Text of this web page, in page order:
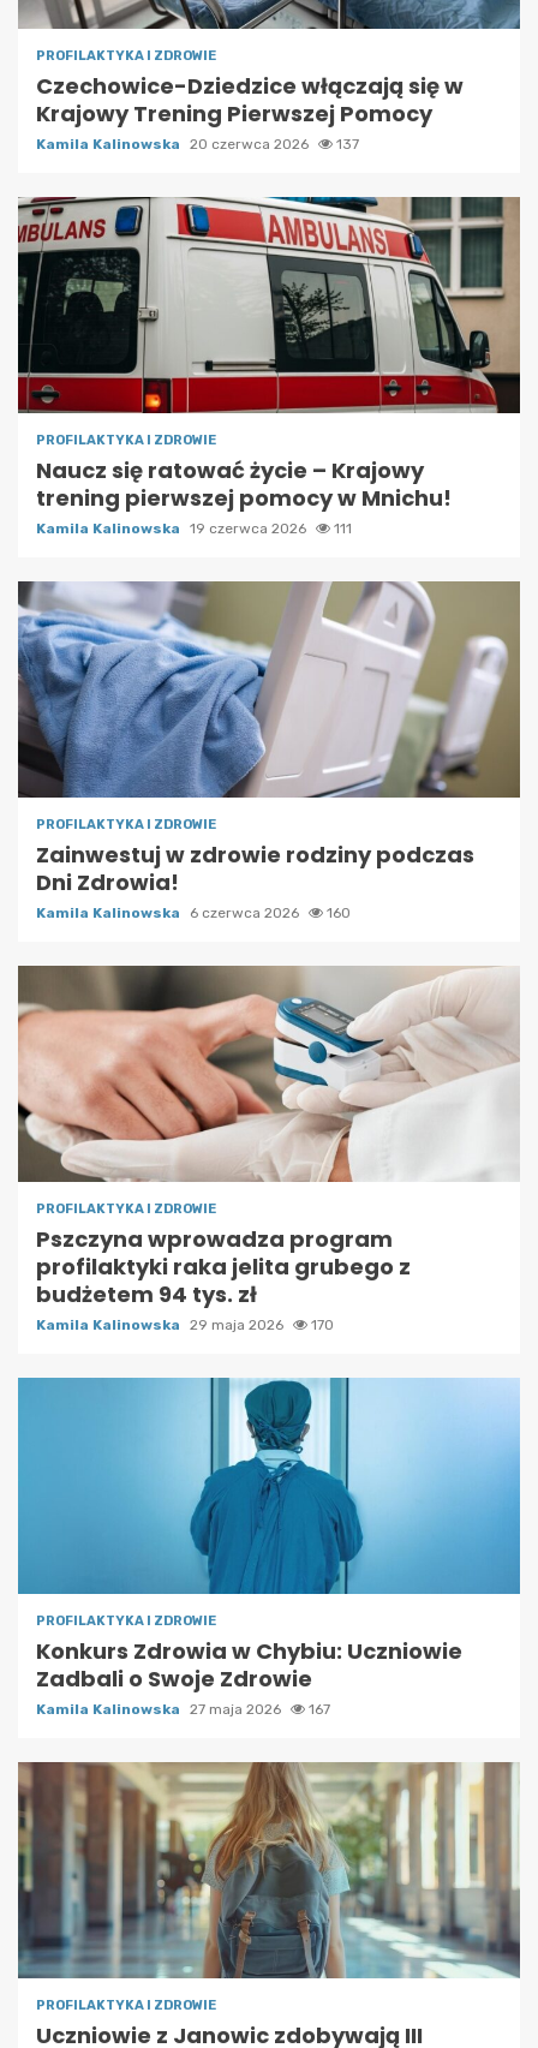
PROFILAKTYKA I ZDROWIE
Czechowice-Dziedzice włączają się w
Krajowy Trening Pierwszej Pomocy
Kamila Kalinowska 20 czerwca 2026 137
PROFILAKTYKA I ZDROWIE
Naucz się ratować życie – Krajowy
trening pierwszej pomocy w Mnichu!
Kamila Kalinowska 19 czerwca 2026 111
PROFILAKTYKA I ZDROWIE
Zainwestuj w zdrowie rodziny podczas
Dni Zdrowia!
Kamila Kalinowska 6 czerwca 2026 160
PROFILAKTYKA I ZDROWIE
Pszczyna wprowadza program
profilaktyki raka jelita grubego z
budżetem 94 tys. zł
Kamila Kalinowska 29 maja 2026 170
PROFILAKTYKA I ZDROWIE
Konkurs Zdrowia w Chybiu: Uczniowie
Zadbali o Swoje Zdrowie
Kamila Kalinowska 27 maja 2026 167
PROFILAKTYKA I ZDROWIE
Uczniowie z Janowic zdobywają III